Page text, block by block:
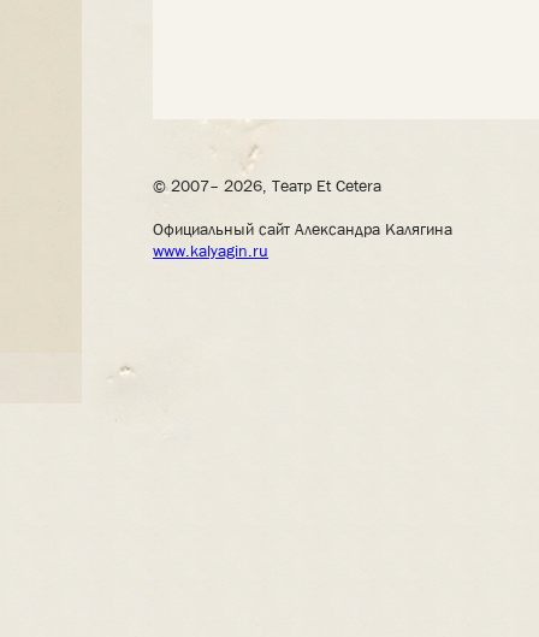
© 2007– 2026, Театр Et Cetera
Официальный сайт Александра Калягина
www.kalyagin.ru